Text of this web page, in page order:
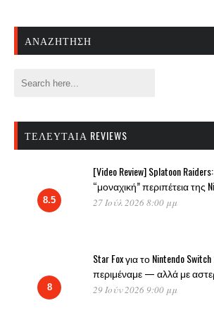
ΑΝΑΖΉΤΗΣΗ
ΤΕΛΕΥΤΑΊΑ REVIEWS
8.5
[Video Review] Splatoon
“μοναχική” περιπέτεια της
27 Ιούλ 2026 8:00 μμ
8
Star Fox για το Nintendo
περιμέναμε — αλλά με
29 Ιούν 2026 9:00 μμ